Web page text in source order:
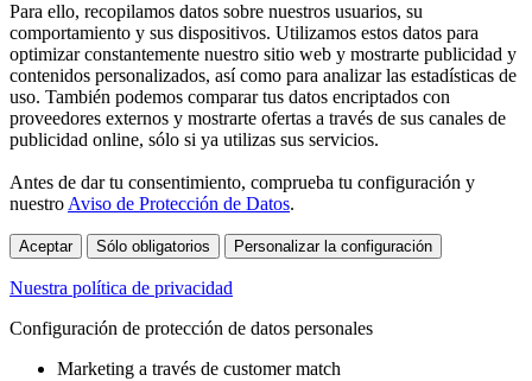
Para ello, recopilamos datos sobre nuestros usuarios, su
comportamiento y sus dispositivos. Utilizamos estos datos para
optimizar constantemente nuestro sitio web y mostrarte publicidad y
contenidos personalizados, así como para analizar las estadísticas de
uso. También podemos comparar tus datos encriptados con
proveedores externos y mostrarte ofertas a través de sus canales de
publicidad online, sólo si ya utilizas sus servicios.
Antes de dar tu consentimiento, comprueba tu configuración y
nuestro Aviso de Protección de Datos.
Aceptar Sólo obligatorios Personalizar la configuración
Nuestra política de privacidad
Configuración de protección de datos personales
Marketing a través de customer match